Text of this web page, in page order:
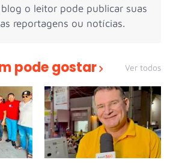
o leitor pode publicar suas
reportagens ou notícias.
pode gostar Ver todos